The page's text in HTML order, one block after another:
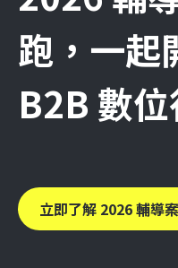
跑，一起
B2B 數位
立即了解 2026 輔導案